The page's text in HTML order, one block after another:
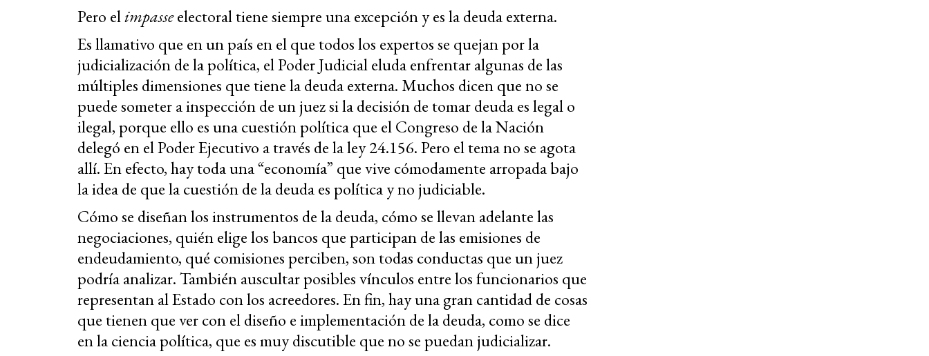
Pero elimpasseelectoral tiene siempre una excepción y es la deuda externa.
Es llamativo que en un país en el que todos los expertos se quejan por la
judicialización de la política, el Poder Judicial eluda enfrentar algunas de las
múltiples dimensiones que tiene la deuda externa. Muchos dicen que no se
puede someter a inspección de un juez si la decisión de tomar deuda es legal o
ilegal, porque ello es una cuestión política que el Congreso de la Nación
delegó en el Poder Ejecutivo a través de la ley 24.156. Pero el tema no se agota
allí. En efecto, hay toda una “economía” que vive cómodamente arropada bajo
la idea de que la cuestión de la deuda es política y no judiciable.
Cómo se diseñan los instrumentos de la deuda, cómo se llevan adelante las
negociaciones, quién elige los bancos que participan de las emisiones de
endeudamiento, qué comisiones perciben, son todas conductas que un juez
podría analizar. También auscultar posibles vínculos entre los funcionarios que
representan al Estado con los acreedores. En fin, hay una gran cantidad de cosas
que tienen que ver con el diseño e implementación de la deuda, como se dice
en la ciencia política, que es muy discutible que no se puedan judicializar.